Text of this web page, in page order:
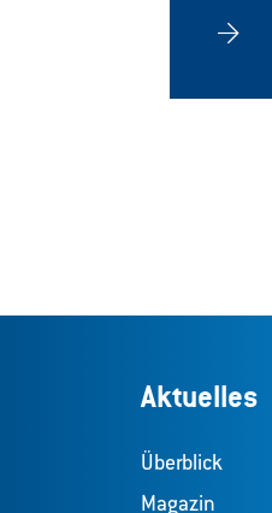
Aktuelles
Überblick
Magazin